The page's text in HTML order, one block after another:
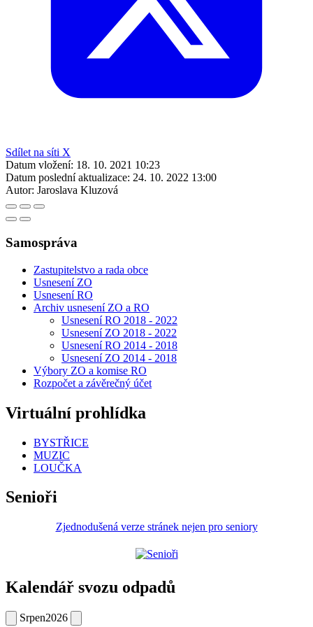
Sdílet na síti X
Datum vložení: 18. 10. 2021 10:23
Datum poslední aktualizace: 24. 10. 2022 13:00
Autor: Jaroslava Kluzová
Samospráva
Zastupitelstvo a rada obce
Usnesení ZO
Usnesení RO
Archiv usnesení ZO a RO
Usnesení RO 2018 - 2022
Usnesení ZO 2018 - 2022
Usnesení RO 2014 - 2018
Usnesení ZO 2014 - 2018
Výbory ZO a komise RO
Rozpočet a závěrečný účet
Virtuální prohlídka
BYSTŘICE
MUZIC
LOUČKA
Senioři
Zjednodušená verze stránek nejen pro seniory
Kalendář svozu odpadů
Srpen2026